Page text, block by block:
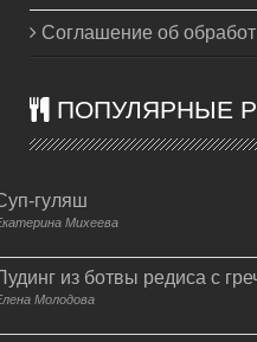
Соглашение об
ПОПУЛЯРНЫЕ
гуляш
Михеева
из ботвы редиса с
Молодова